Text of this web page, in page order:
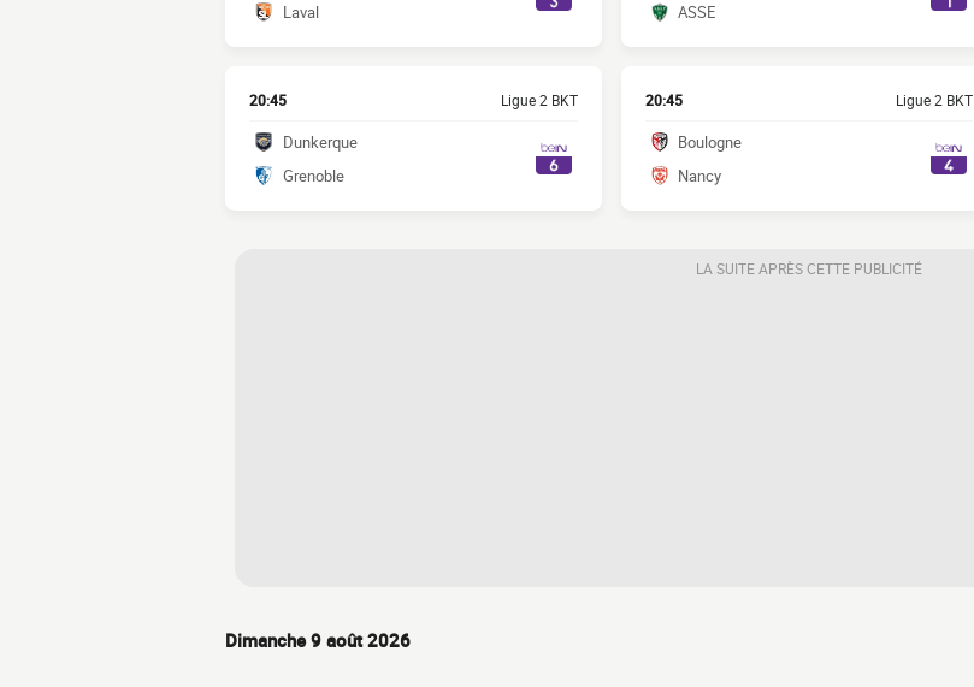
Laval
ASSE
20:45 Ligue 2 BKT
Dunkerque
Grenoble
20:45 Ligue 2 BKT
Boulogne
Nancy
LA SUITE APRÈS CETTE PUBLICITÉ
Dimanche 9 août 2026